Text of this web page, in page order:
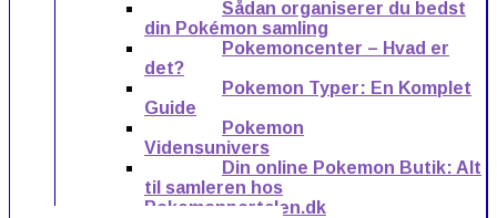
Sådan organiserer du bedst
din Pokémon samling
Pokemoncenter – Hvad er
det?
Pokemon Typer: En Komplet
Guide
Pokemon
Vidensunivers
Din online Pokemon Butik: Alt
til samleren hos
Pokemonportalen.dk